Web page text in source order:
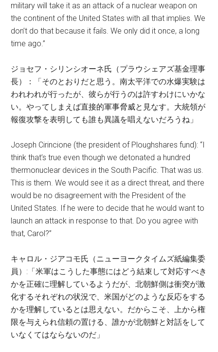
military will take it as an attack of a nuclear weapon on
the continent of the United States with all that implies. We
don’t do that because it fails. We only did it once, a long
time ago.”
ジョセフ・シリンシオーネ氏（プラウシェアズ基金理事
長）：「そのとおりだと思う。南太平洋での水爆実験は
われわれが行ったが、彼らが行うのは許すわけにいかな
い。やってしまえば直接的軍事脅威と見なす。大統領が
報復攻撃を表明しても誰も異議を唱えないだろうね」
Joseph Cirincione (the president of Ploughshares fund): “I
think that’s true even though we detonated a hundred
thermonuclear devices in the South Pacific. That was us.
This is them. We would see it as a direct threat, and there
would be no disagreement with the President of the
United States. If he were to decide that he would want to
launch an attack in response to that. Do you agree with
that, Carol?”
キャロル・ジアコモ氏 （ニューヨークタイムズ紙編集委
員 ）:「米軍はこうした事態にはどう結束して対応すべき
かを正確に理解しているようだが、北朝鮮側は衝突が激
化するそれぞれの状況で、米国がどのような反応をする
かを理解しているとは思えない。だからこそ、上から権
限を与えられ信頼の置ける、誰かが北朝鮮と対話をして
いなくてはならないのだ」